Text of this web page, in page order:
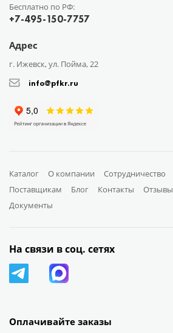
Бесплатно по РФ:
+7-495-150-7757
Адрес
г. Ижевск, ул. Пойма, 22
info@pfkr.ru
Каталог О компании Сотрудничество
Поставщикам
Блог Контакты Отзывы
Документы
Оплачивайте заказы
На связи в соц. сетях